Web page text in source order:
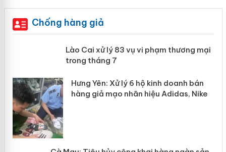
Chống hàng giả
Lào Cai xử lý 83 vụ vi phạm thương
mại trong tháng 7